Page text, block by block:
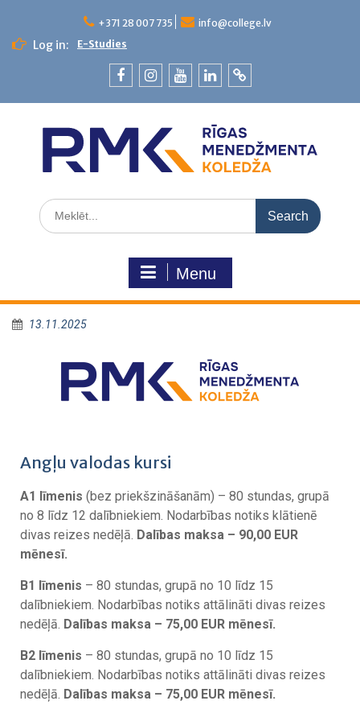
+371 28 007 735 info@college.lv
Log in: E-Studies
Menu
13.11.2025
Angļu valodas kursi
A1 līmenis (bez priekšzināšanām) – 80 stundas, grupā
no 8 līdz 12 dalībniekiem. Nodarbības notiks klātienē
divas reizes nedēļā. Dalības maksa – 90,00 EUR
mēnesī.
B1 līmenis – 80 stundas, grupā no 10 līdz 15
dalībniekiem. Nodarbības notiks attālināti divas reizes
nedēļā. Dalības maksa – 75,00 EUR mēnesī.
B2 līmenis – 80 stundas, grupā no 10 līdz 15
dalībniekiem. Nodarbības notiks attālināti divas reizes
nedēļā. Dalības maksa – 75,00 EUR mēnesī.